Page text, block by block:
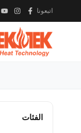
اتبعونا
الفئات